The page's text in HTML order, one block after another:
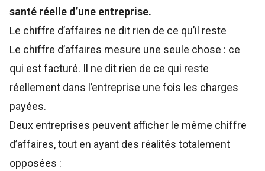
santé réelle d’une entreprise.
Le chiffre d’affaires ne dit rien de ce qu’il reste
Le chiffre d’affaires mesure une seule chose : ce
qui est facturé. Il ne dit rien de ce qui reste
réellement dans l’entreprise une fois les charges
payées.
Deux entreprises peuvent afficher le même chiffre
d’affaires, tout en ayant des réalités totalement
opposées :